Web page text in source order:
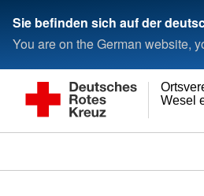
Sie befinden sich auf der
You are on the German website,
Wesel